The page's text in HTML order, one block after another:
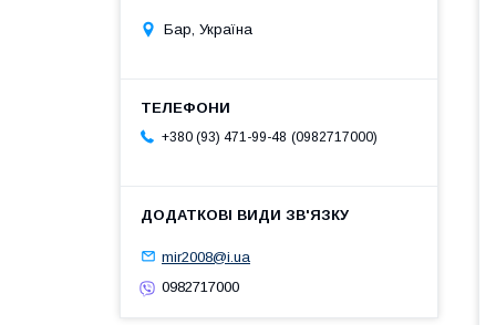
Бар, Україна
+380 (93) 471-99-48 0982717000
mir2008@i.ua
0982717000